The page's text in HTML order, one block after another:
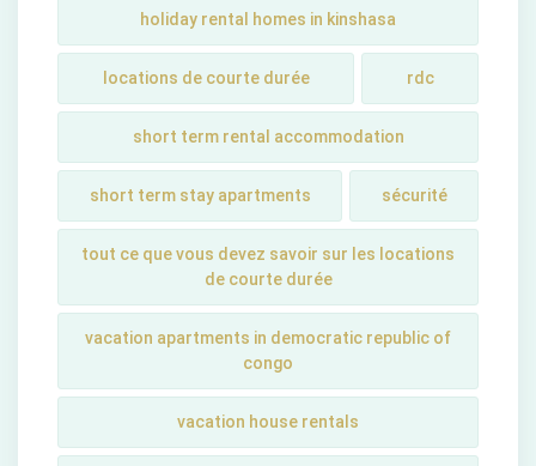
holiday rental homes in kinshasa
locations de courte durée rdc
short term rental accommodation
short tеrm stay apartmеnts sécurité
tout ce que vous devez savoir sur les locations
de courte durée
vacation apartments in democratic republic of
congo
vacation house rentals